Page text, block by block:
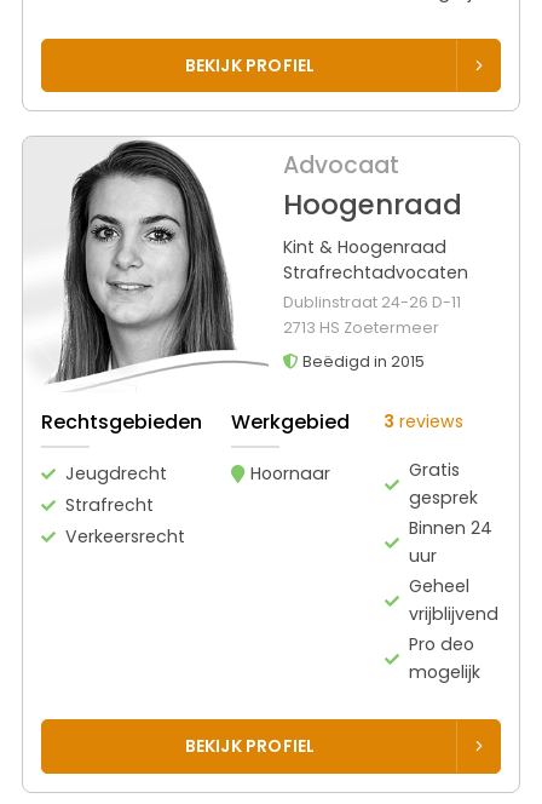
BEKIJK PROFIEL
Advocaat
Hoogenraad
Kint & Hoogenraad
Strafrechtadvocaten
Dublinstraat 24-26 D-11
2713 HS Zoetermeer
Beëdigd in 2015
Rechtsgebieden
Jeugdrecht
Strafrecht
Verkeersrecht
Werkgebied
Hoornaar
3 reviews
Gratis
gesprek
Binnen 24
uur
Geheel
vrijblijvend
Pro deo
mogelijk
BEKIJK PROFIEL